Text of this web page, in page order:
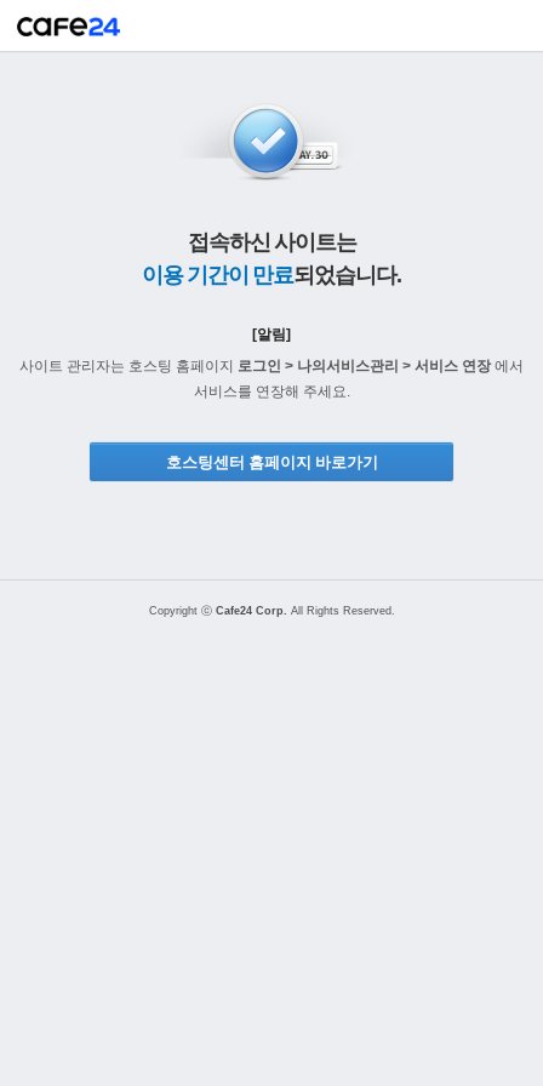
접속하신 사이트는
이용 기간이 만료되었습니다.
[알림]
사이트 관리자는 호스팅 홈페이지 로그인 > 나의서비스관리 > 서비스 연장에서
서비스를 연장해 주세요.
호스팅센터 홈페이지 바로가기
Copyright ⓒ Cafe24 Corp. All Rights Reserved.